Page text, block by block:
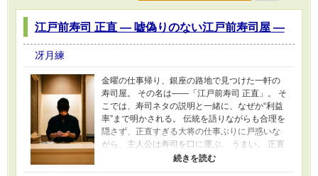
https://www.alphapolis.co.jp/novel/99661393/46
3008040
江戸前寿司 正直 ― 嘘偽りのない江戸前寿司屋 ―
冴月練
金曜の仕事帰り、銀座の路地で見つけた一軒の
寿司屋。 その名は――「江戸前寿司 正直」。 そ
こでは、寿司ネタの説明と一緒に、なぜか“利益
率”まで明かされる。 伝統を語りながらも合理を
隠さず、正直すぎる大将の仕事ぶりに戸惑いな
がら、主人公は寿司を口に運ぶ。 うまい。 正直
だ。 そして、少しだけ怖い。 これは寿司の話で
あり、 同時に「仕事とは何か」「正しさとは何